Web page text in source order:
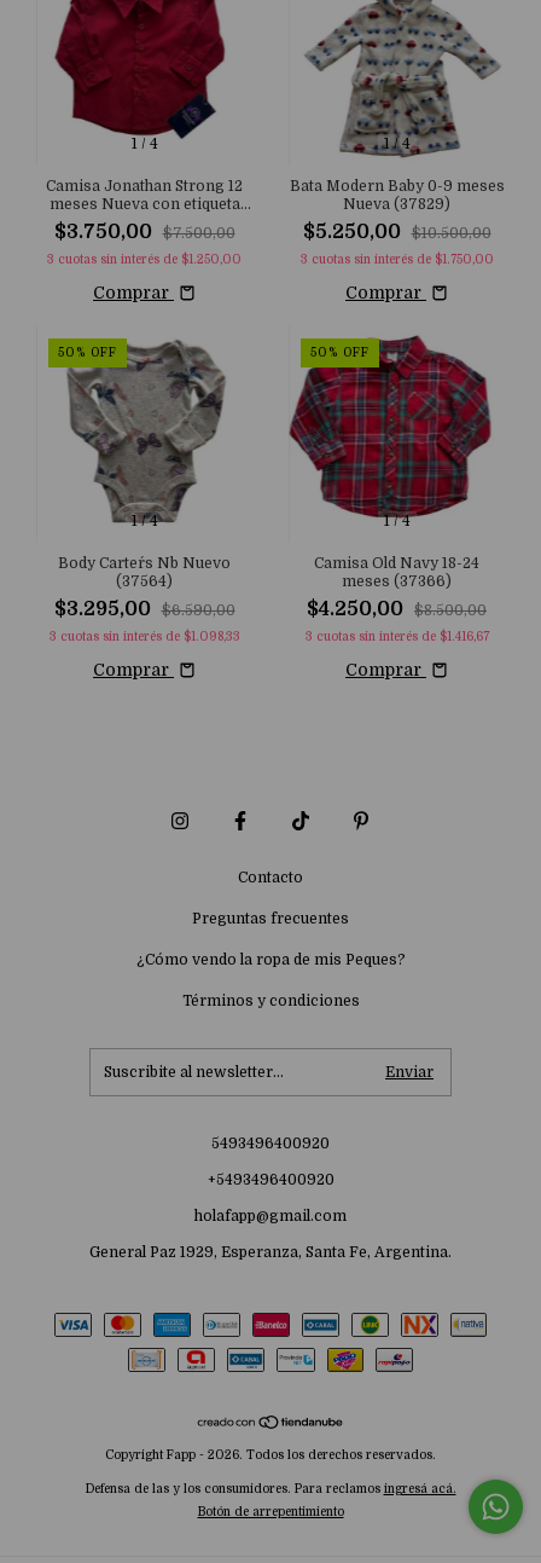
1/ 4
Camisa Jonathan Strong 12
meses Nueva con etiqueta
(37861)
$3.750,00 $7.500,00
3 cuotas sin interés de $1.250,00
Comprar
1/4
Bata Modern Baby 0-9 meses
Nueva (37829)
$5.250,00 $10.500,00
3 cuotas sin interés de $1.750,00
Comprar
1/4
50 % OFF
Body Carter´s Nb Nuevo
(37564)
$3.295,00 $6.590,00
3 cuotas sin interés de $1.098,33
Comprar
1/4
50 % OFF
Camisa Old Navy 18-24
meses (37366)
$4.250,00 $8.500,00
3 cuotas sin interés de $1.416,67
Comprar
Contacto
Preguntas frecuentes
¿Cómo vendo la ropa de mis Peques?
Términos y condiciones
5493496400920
+5493496400920
holafapp@gmail.com
General Paz 1929, Esperanza, Santa Fe, Argentina.
Copyright Fapp - 2026. Todos los derechos reservados.
Defensa de las y los consumidores. Para reclamos ingresá acá.
Botón de arrepentimiento